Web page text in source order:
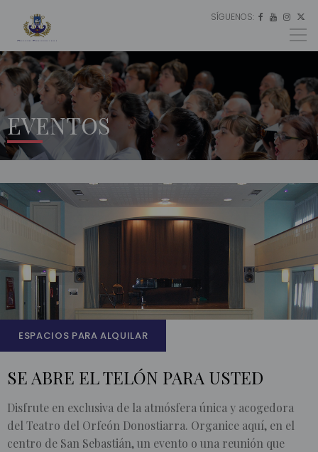
SÍGUENOS:    ES
EU
EN
EVENTOS
INICIO
ESPACIOS PARA ALQUILAR
SE ABRE EL TELÓN PARA USTED
Disfrute en exclusiva de la atmósfera única y acogedora
del Teatro del Orfeón Donostiarra. Organice aquí, en el
centro de San Sebastián, un evento o una reunión que